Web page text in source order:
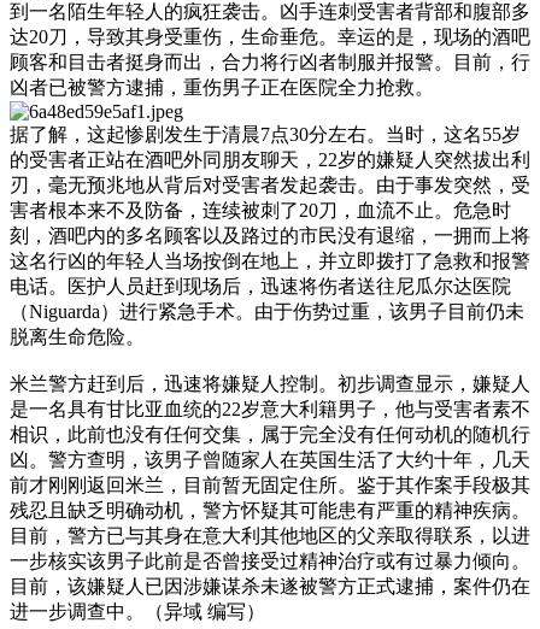
到一名陌生年轻人的疯狂袭击。凶手连刺受害者背部和腹部多
达20刀，导致其身受重伤，生命垂危。幸运的是，现场的酒吧
顾客和目击者挺身而出，合力将行凶者制服并报警。目前，行
凶者已被警方逮捕，重伤男子正在医院全力抢救。
据了解，这起惨剧发生于清晨7点30分左右。当时，这名55岁
的受害者正站在酒吧外同朋友聊天，22岁的嫌疑人突然拔出利
刃，毫无预兆地从背后对受害者发起袭击。由于事发突然，受
害者根本来不及防备，连续被刺了20刀，血流不止。危急时
刻，酒吧内的多名顾客以及路过的市民没有退缩，一拥而上将
这名行凶的年轻人当场按倒在地上，并立即拨打了急救和报警
电话。医护人员赶到现场后，迅速将伤者送往尼瓜尔达医院
（Niguarda）进行紧急手术。由于伤势过重，该男子目前仍未
脱离生命危险。
米兰警方赶到后，迅速将嫌疑人控制。初步调查显示，嫌疑人
是一名具有甘比亚血统的22岁意大利籍男子，他与受害者素不
相识，此前也没有任何交集，属于完全没有任何动机的随机行
凶。警方查明，该男子曾随家人在英国生活了大约十年，几天
前才刚刚返回米兰，目前暂无固定住所。鉴于其作案手段极其
残忍且缺乏明确动机，警方怀疑其可能患有严重的精神疾病。
目前，警方已与其身在意大利其他地区的父亲取得联系，以进
一步核实该男子此前是否曾接受过精神治疗或有过暴力倾向。
目前，该嫌疑人已因涉嫌谋杀未遂被警方正式逮捕，案件仍在
进一步调查中。（异域 编写）